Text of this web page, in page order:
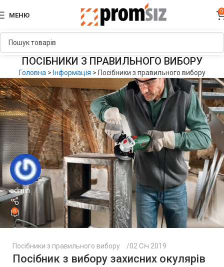
МЕНЮ
0
ПОСІБНИКИ З ПРАВИЛЬНОГО ВИБОРУ
Головна > Інформація > Посібники з правильного вибору
admin
0
Посібники з правильного вибору 02 Січ 2019
Посібник з вибору захисних окулярів